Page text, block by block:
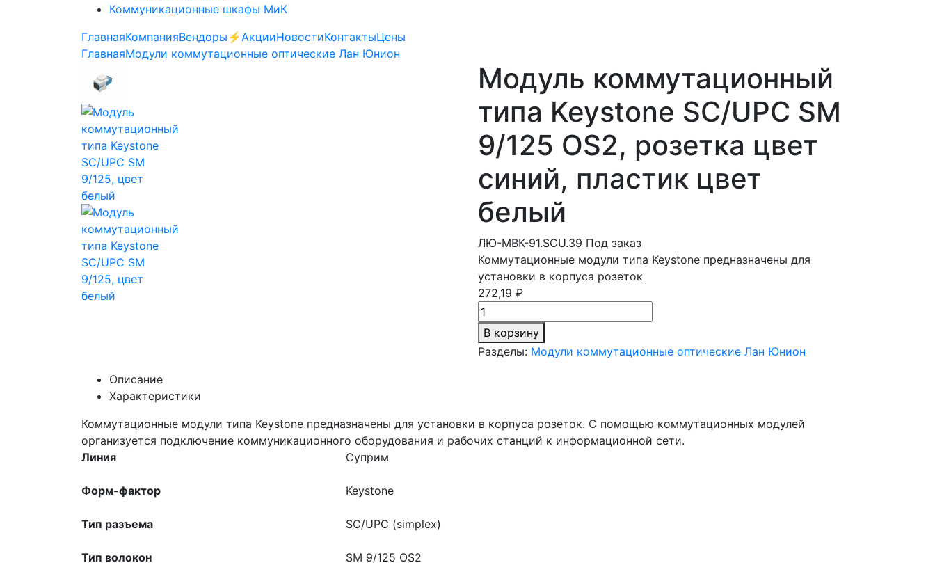
Коммуникационные шкафы МиК
ГлавнаяКомпанияВендоры ⚡️АкцииНовостиКонтактыЦены
ГлавнаяМодули коммутационные оптические Лан Юнион
Модуль коммутационный
типа Keystone SC/UPC SM
9/125 OS2, розетка цвет
синий, пластик цвет
белый
ЛЮ-МВК-91.SCU.39 Под заказ
Коммутационные модули типа Keystone предназначены для
установки в корпуса розеток
272,19 ₽
В корзину
Разделы: Модули коммутационные оптические Лан Юнион
Описание
Характеристики
Коммутационные модули типа Keystone предназначены для установки в корпуса розеток. С помощью коммутационных модулей
организуется подключение коммуникационного оборудования и рабочих станций к информационной сети.
Линия
Суприм
Форм-фактор Keystone
Тип разъема SC/UPC (simplex)
Тип волокон SM 9/125 OS2